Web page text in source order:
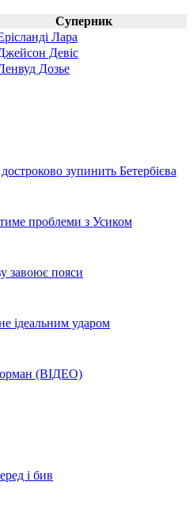
Суперник
Лара
Девіс
Дозье
зупинить Бетербієва
проблеми з Усиком
завоює пояси
ідеальним ударом
(ВІДЕО)
і бив